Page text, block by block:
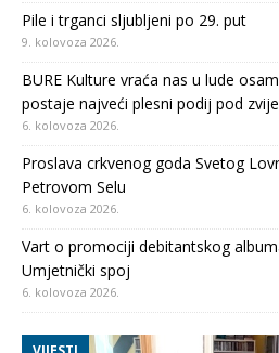
Pile i trganci sljubljeni po 29. put
9. kolovoza 2026.
BURE Kulture vraća nas u lude
postaje najveći plesni podij pod
6. kolovoza 2026.
Proslava crkvenog goda Svetog
Petrovom Selu
6. kolovoza 2026.
Vart o promociji debitantskog
Umjetnički spoj
6. kolovoza 2026.